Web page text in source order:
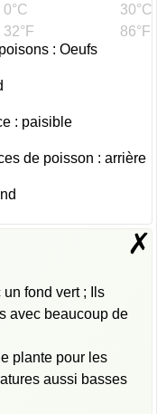
0°C
32°F
30°C
86°F
: Oeufs
: paisible
de poisson : arrière
✗
fond vert ; Ils
avec beaucoup de
plante pour les
aussi basses